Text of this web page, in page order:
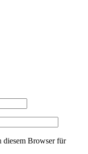
diesem Browser für